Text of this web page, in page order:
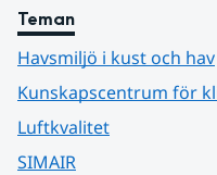
Teman
Havsmiljö i kust och hav
Kunskapscentrum för
Luftkvalitet
SIMAIR